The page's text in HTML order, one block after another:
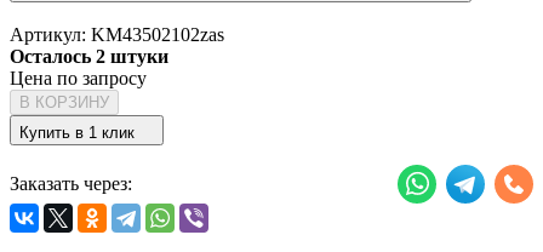
Артикул: KM43502102zas
Осталось 2 штуки
Цена по запросу
В КОРЗИНУ
Купить в 1 клик
Заказать через: